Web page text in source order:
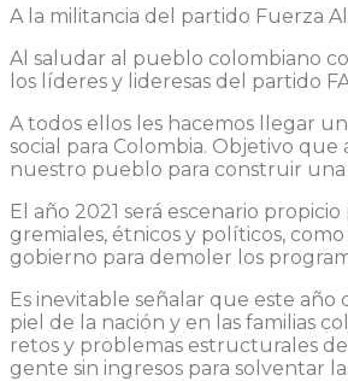
A la militancia del partido Fuerza
Al saludar al pueblo colombiano
los líderes y lideresas del partido
A todos ellos les hacemos llegar
social para Colombia. Objetivo
nuestro pueblo para construir una
El año 2021 será escenario
gremiales, étnicos y políticos,
gobierno para demoler los
Es inevitable señalar que este
piel de la nación y en las familias
retos y problemas estructurales
gente sin ingresos para solventar